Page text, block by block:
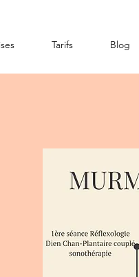
Tarifs Blog